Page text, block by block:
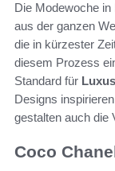
Die Modewoche
aus der ganzen
die in kürzester
diesem Prozess
Standard für
Designs
gestalten auch die
Coco